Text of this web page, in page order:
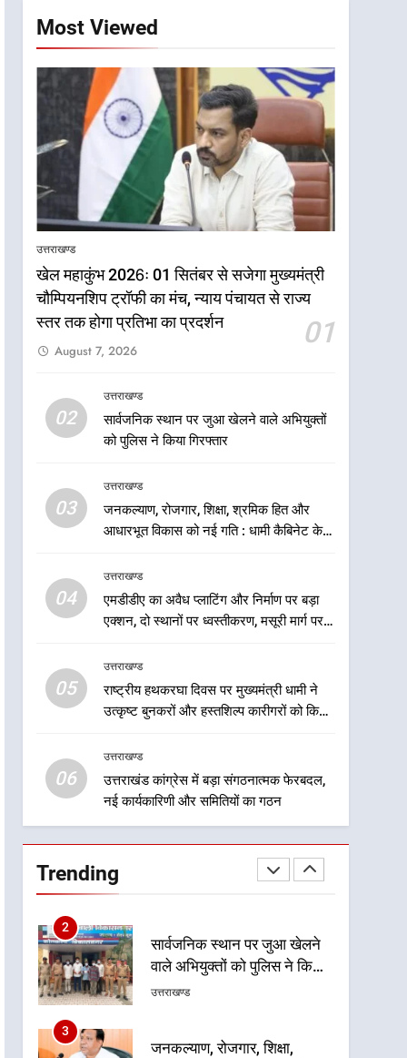
Most Viewed
उत्तराखण्ड
खेल महाकुंभ 2026ः 01 सितंबर से सजेगा मुख्यमंत्री
चौम्पियनशिप ट्रॉफी का मंच, न्याय पंचायत से राज्य
स्तर तक होगा प्रतिभा का प्रदर्शन
01
August 7, 2026
02
उत्तराखण्ड
सार्वजनिक स्थान पर जुआ खेलने वाले अभियुक्तों
को पुलिस ने किया गिरफ्तार
03
उत्तराखण्ड
जनकल्याण, रोजगार, शिक्षा, श्रमिक हित और
आधारभूत विकास को नई गति : धामी कैबिनेट के
04
उत्तराखण्ड
एमडीडीए का अवैध प्लाटिंग और निर्माण पर बड़ा
एक्शन, दो स्थानों पर ध्वस्तीकरण, मसूरी मार्ग पर
05
उत्तराखण्ड
राष्ट्रीय हथकरघा दिवस पर मुख्यमंत्री धामी ने
उत्कृष्ट बुनकरों और हस्तशिल्प कारीगरों को किया
06
उत्तराखण्ड
उत्तराखंड कांग्रेस में बड़ा संगठनात्मक फेरबदल,
नई कार्यकारिणी और समितियों का गठन
Trending
5
राष्ट्रीय हथकरघा दिवस पर
मुख्यमंत्री धामी ने उत्कृष्ट बुनकरों
6
उत्तराखंड कांग्रेस में बड़ा
गठन
7
मुख्यमंत्री धामी बोले- युवाओं को
हजारों पदों पर की जाएगी भर्ती
बाईपास परियोजना का डीएम ने
किया निरीक्षण; समयबद्ध एवं
गुणवत्तापूर्ण निर्माण सुनिश्चित करने
के निर्देश, सुरक्षा मानकों से कोई
उत्तराखण्ड
1
खेल महाकुंभ 2026ः 01 सितंबर
से सजेगा मुख्यमंत्री चौम्पियनशिप
ट्रॉफी का मंच, न्याय पंचायत से
2
सार्वजनिक स्थान पर जुआ खेलने
वाले अभियुक्तों को पुलिस ने किया
गिरफ्तार
उत्तराखण्ड
3
जनकल्याण, रोजगार, शिक्षा,